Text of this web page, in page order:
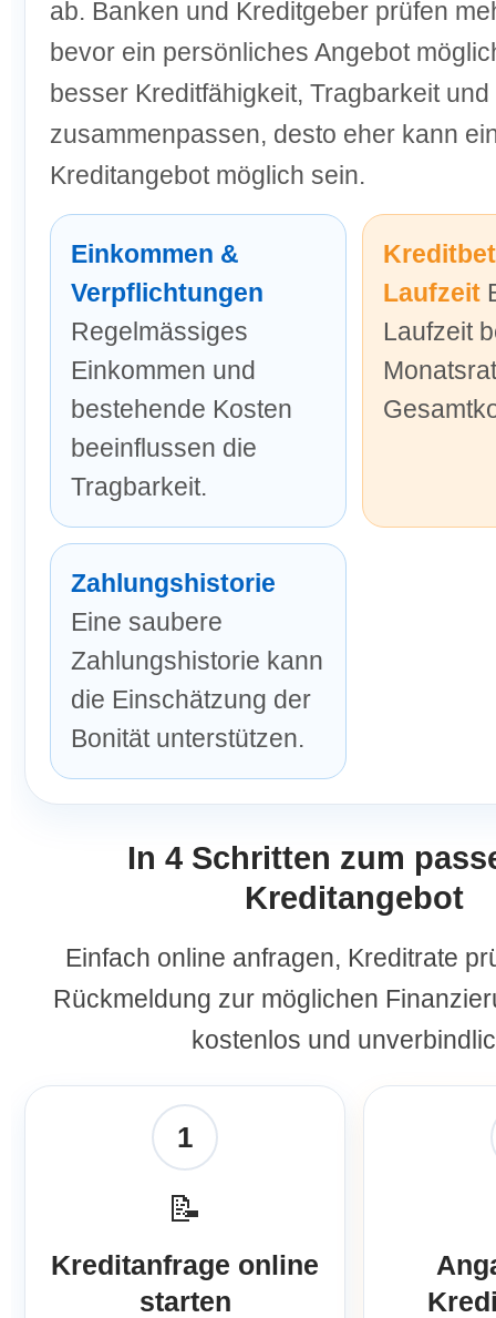
ab. Banken und Kreditgeber prüfen
bevor ein persönliches Angebot
besser Kreditfähigkeit, Tragbarkeit und
zusammenpassen, desto eher kann
Kreditangebot möglich sein.
Einkommen &
Verpflichtungen
Regelmässiges
Einkommen und
bestehende Kosten
beeinflussen die
Tragbarkeit.
Laufzeit
Laufzeit
Zahlungshistorie
Eine saubere
Zahlungshistorie kann
die Einschätzung der
Bonität unterstützen.
In 4 Schritten zum
Kreditangebot
Einfach online anfragen, Kreditrate
Rückmeldung zur möglichen
kostenlos und
1
📝
Kreditanfrage online
starten